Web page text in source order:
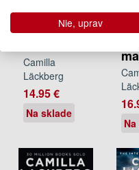
Camilla
Läckberg
14.95 €
Na sklade
Nie, uprav